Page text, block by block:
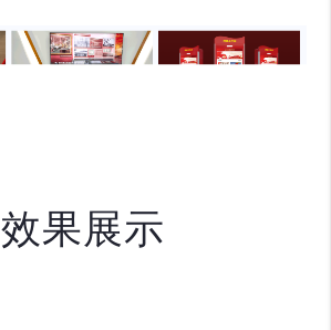
效果展示